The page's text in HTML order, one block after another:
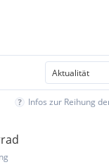
Infos zur Reihung